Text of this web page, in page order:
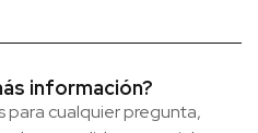
información?
para cualquier pregunta,